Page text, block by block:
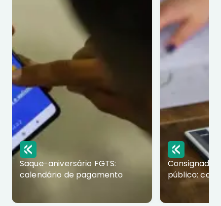
Saque-aniversário FGTS:
calendário de pagamento
Consignado
público: